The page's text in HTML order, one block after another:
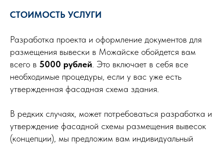
СТОИМОСТЬ УСЛУГИ
Разработка проекта и оформление документов для
размещения вывески в Можайске обойдется вам
всего в 5000 рублей . Это включает в себя все
необходимые процедуры, если у вас уже есть
утвержденная фасадная схема здания.
В редких случаях, может потребоваться разработка и
утверждение фасадной схемы размещения вывесок
(концепции), мы предложим вам индивидуальный